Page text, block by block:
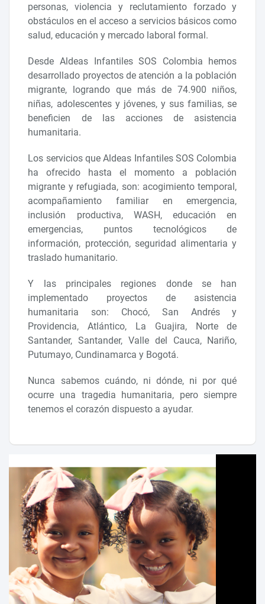
personas, violencia y reclutamiento forzado y
obstáculos en el acceso a servicios básicos como
salud, educación y mercado laboral formal.
Desde Aldeas Infantiles SOS Colombia hemos
desarrollado proyectos de atención a la población
migrante, logrando que más de 74.900 niños,
niñas, adolescentes y jóvenes, y sus familias, se
beneficien de las acciones de asistencia
humanitaria.
Los servicios que Aldeas Infantiles SOS Colombia
ha ofrecido hasta el momento a población
migrante y refugiada, son: acogimiento temporal,
acompañamiento familiar en emergencia,
inclusión productiva, WASH, educación en
emergencias, puntos tecnológicos de
información, protección, seguridad alimentaria y
traslado humanitario.
Y las principales regiones donde se han
implementado proyectos de asistencia
humanitaria son: Chocó, San Andrés y
Providencia, Atlántico, La Guajira, Norte de
Santander, Santander, Valle del Cauca, Nariño,
Putumayo, Cundinamarca y Bogotá.
Nunca sabemos cuándo, ni dónde, ni por qué
ocurre una tragedia humanitaria, pero siempre
tenemos el corazón dispuesto a ayudar.